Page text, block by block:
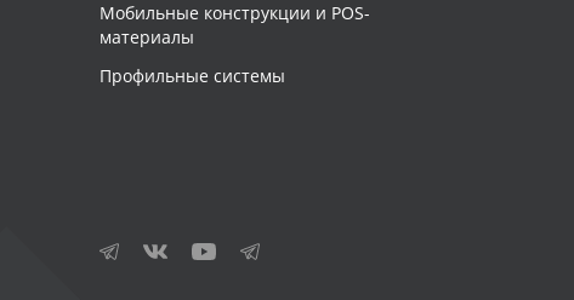
Мобильные конструкции и POS-
материалы
Профильные системы